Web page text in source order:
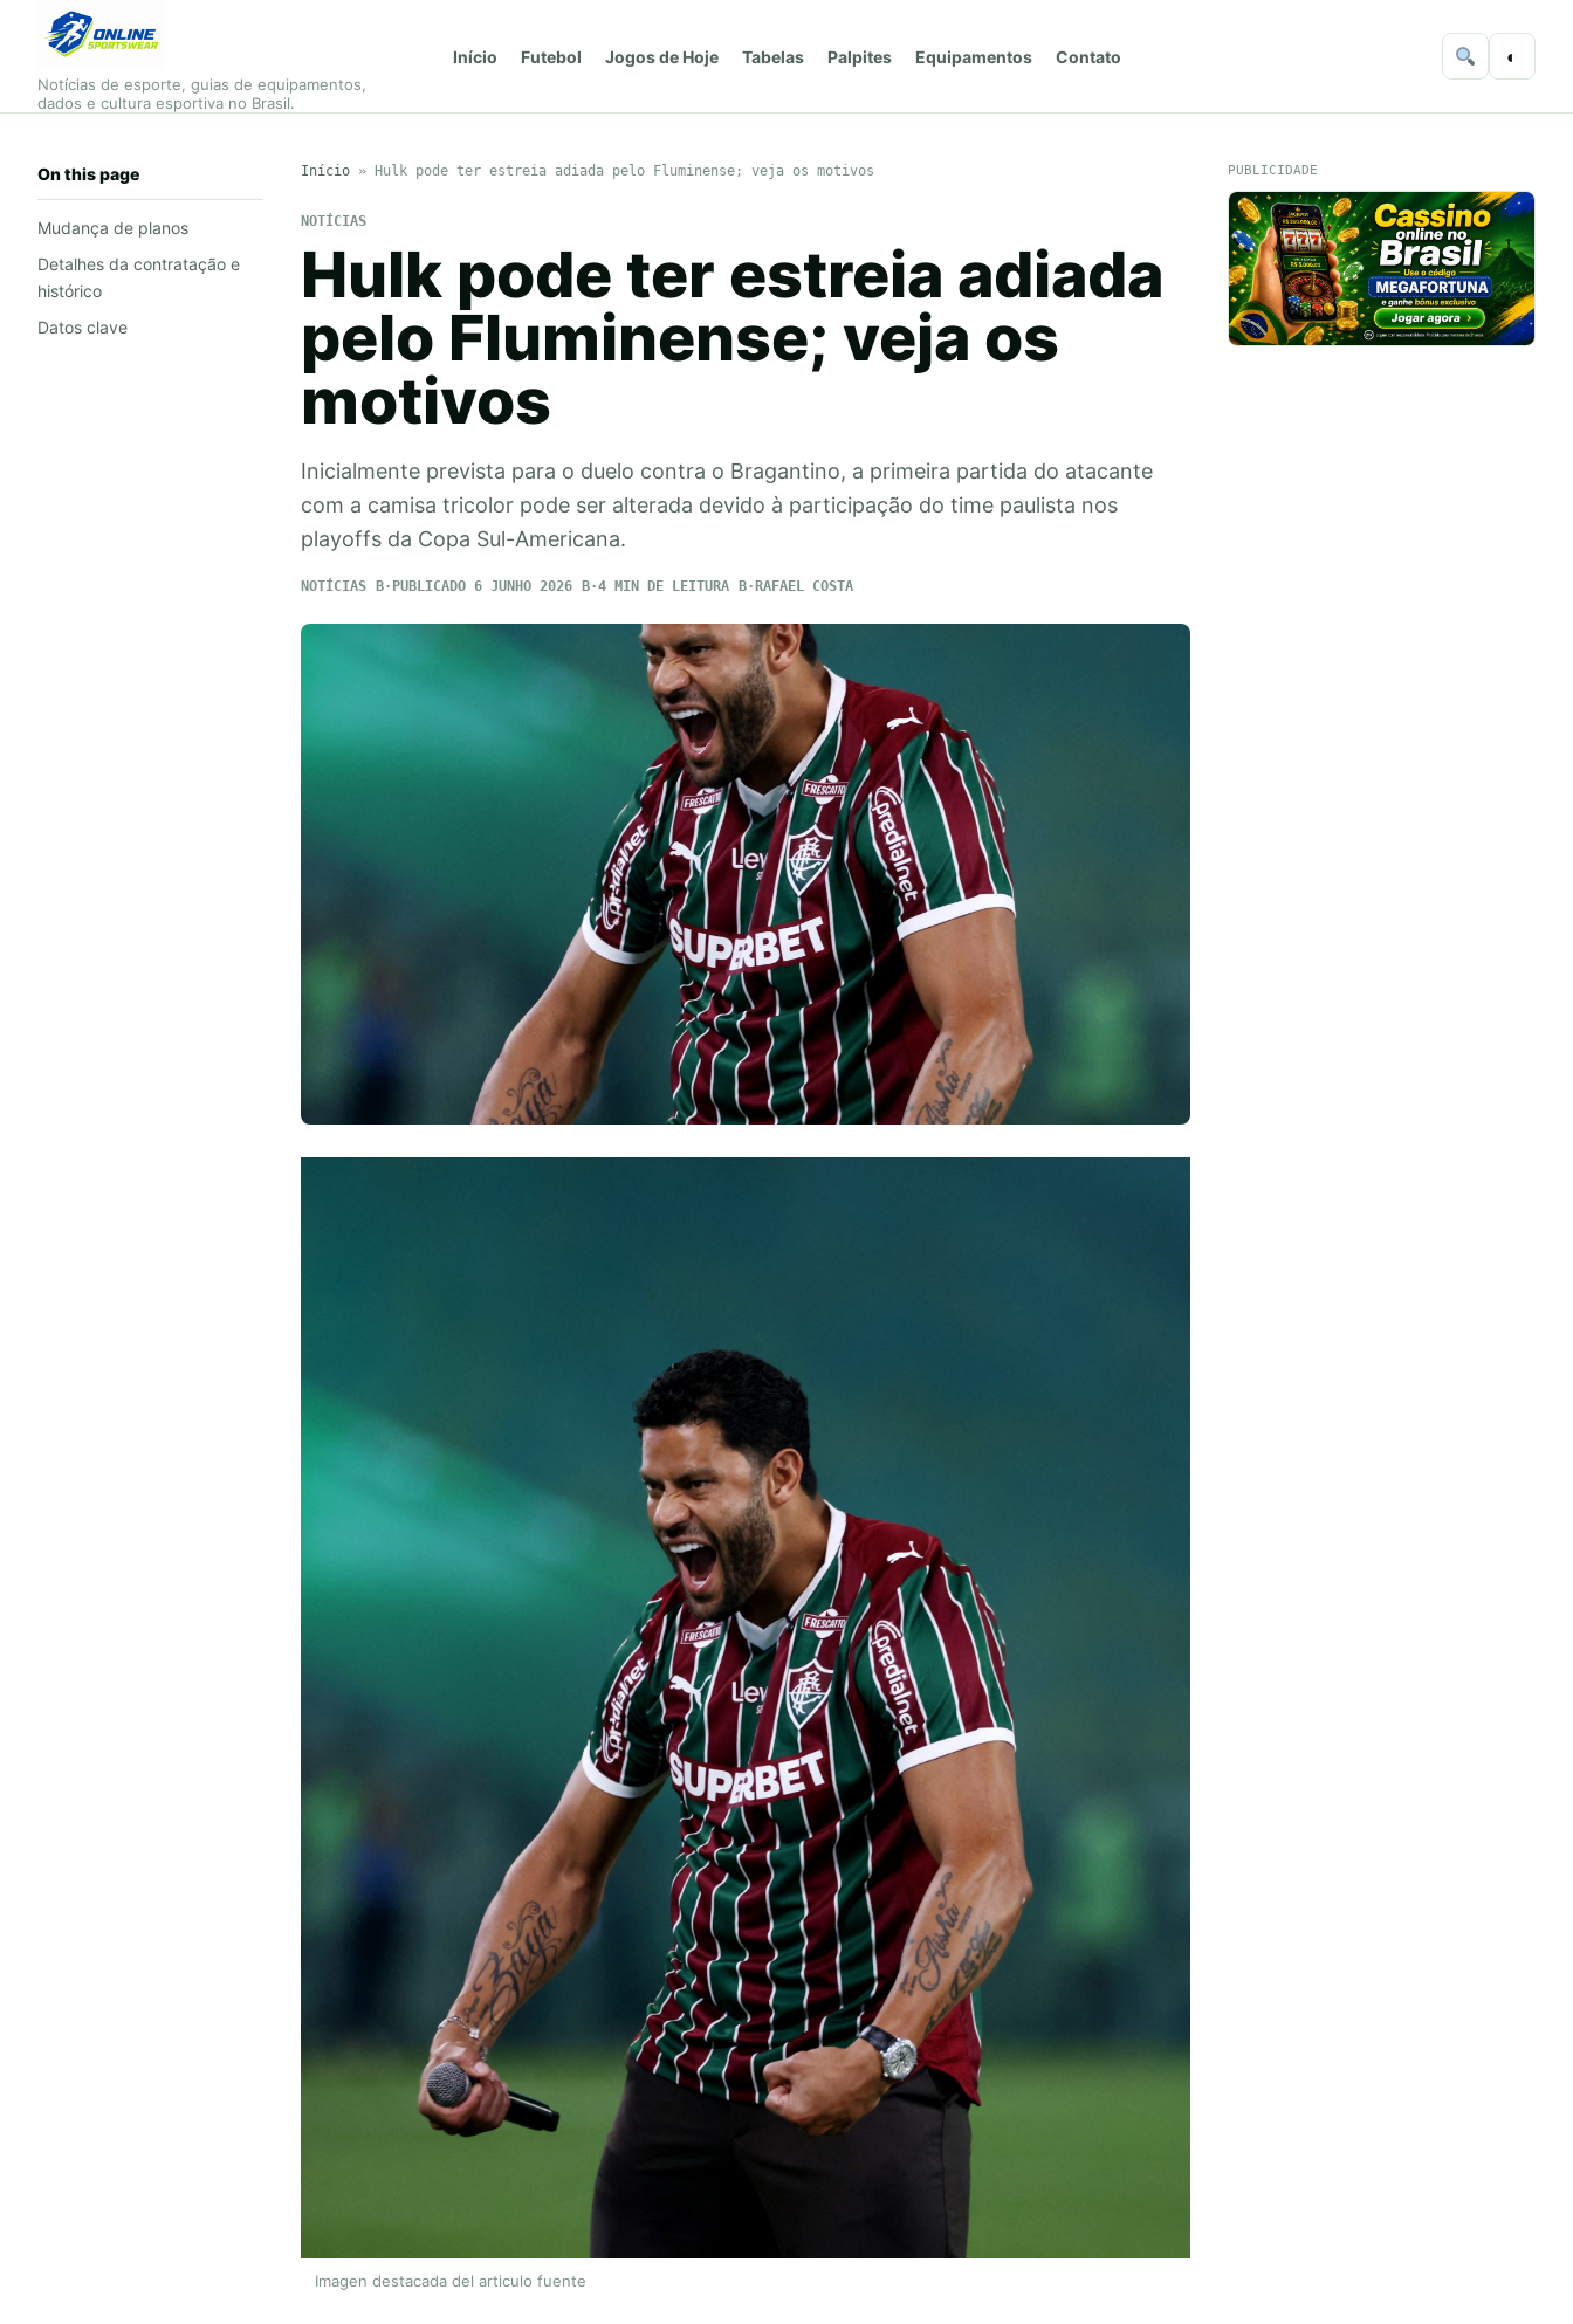
Notícias de esporte, guias de equipamentos,
dados e cultura esportiva no Brasil.
Início Futebol Jogos de Hoje Tabelas Palpites Equipamentos Contato ◐
On this page
Mudança de planos
Detalhes da contratação e
histórico
Datos clave
Início» Hulk pode ter estreia adiada pelo Fluminense; veja os motivos
NOTÍCIAS
Hulk pode ter estreia adiada
pelo Fluminense; veja os
motivos
Inicialmente prevista para o duelo contra o Bragantino, a primeira partida do atacante
com a camisa tricolor pode ser alterada devido à participação do time paulista nos
playoffs da Copa Sul-Americana.
NOTÍCIAS PUBLICADO 6 JUNHO 2026 4 MIN DE LEITURA RAFAEL COSTA
Imagen destacada del articulo fuente
PUBLICIDADE